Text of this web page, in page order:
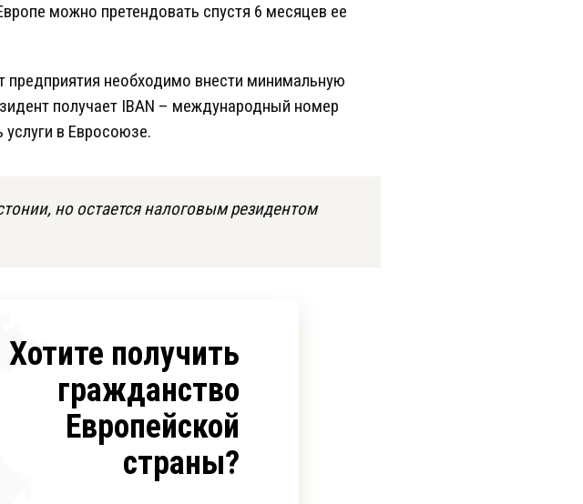
можно претендовать спустя 6 месяцев ее
необходимо внести минимальную
получает IBAN – международный номер
услуги в Евросоюзе.
но остается налоговым резидентом
Хотите получить
гражданство
Европейской
страны?